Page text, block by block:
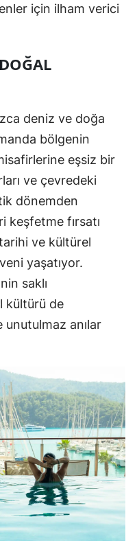
için ilham verici
deniz ve doğa
bölgenin
eşsiz bir
ve çevredeki
dönemden
keşfetme fırsatı
ve kültürel
yaşatıyor.
saklı
kültürü de
anılar